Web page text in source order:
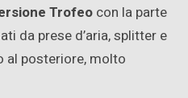
Trofeo con la parte
da prese d’aria, splitter e
al posteriore, molto